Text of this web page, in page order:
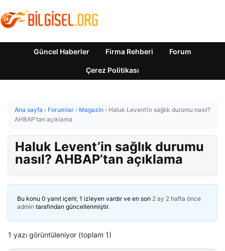
Güncel Haberler Firma Rehberi Forum
Çerez Politikası
Ana sayfa › Forumlar › Magazin › Haluk Levent’in sağlık durumu nasıl?
AHBAP’tan açıklama
Haluk Levent’in sağlık durumu
nasıl? AHBAP’tan açıklama
Bu konu 0 yanıt içerir, 1 izleyen vardır ve en son 2 ay 2 hafta önce
admin tarafından güncellenmiştir.
1 yazı görüntüleniyor (toplam 1)